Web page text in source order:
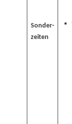
Sonder-
zeiten